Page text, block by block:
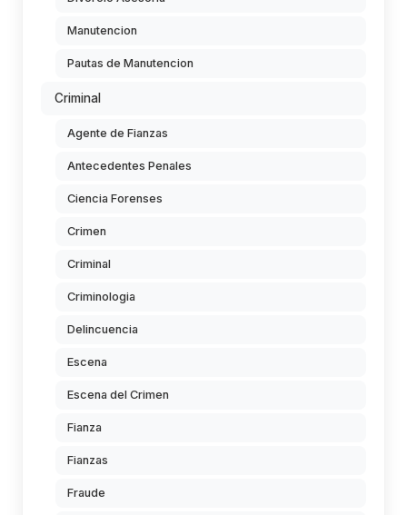
Manutencion
Pautas de Manutencion
Criminal
Agente de Fianzas
Antecedentes Penales
Ciencia Forenses
Crimen
Criminal
Criminologia
Delincuencia
Escena
Escena del Crimen
Fianza
Fianzas
Fraude